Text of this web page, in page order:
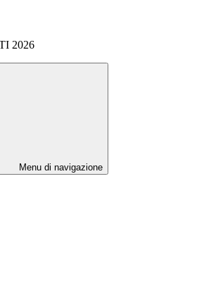
2026
Menu di navigazione